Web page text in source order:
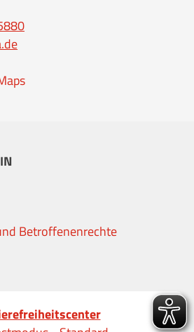
Betroffenenrechte